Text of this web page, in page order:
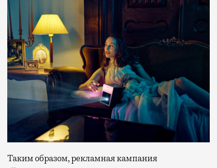
Таким образом, рекламная кампания